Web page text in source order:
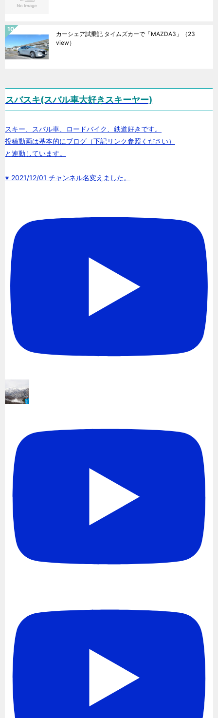
カーシェア試乗記 タイムズカーで「MAZDA3」
（23
view）
スバスキ(スバル車大好きスキーヤー)
スキー、スバル車、ロードバイク、鉄道好きです。
投稿動画は基本的にブログ（下記リンク参照ください）
と連動しています。
※ 2021/12/01 チャンネル名変えました。